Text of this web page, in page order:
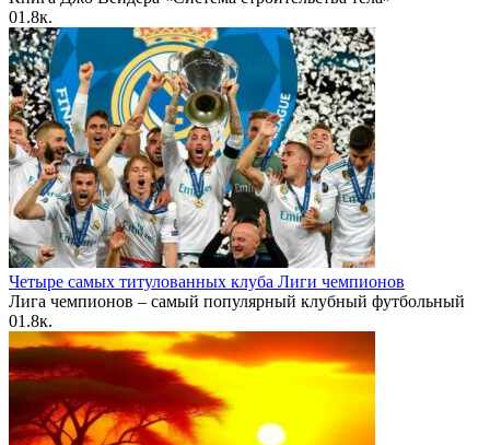
01.8к.
Четыре самых титулованных клуба Лиги чемпионов
Лига чемпионов – самый популярный клубный футбольный
01.8к.